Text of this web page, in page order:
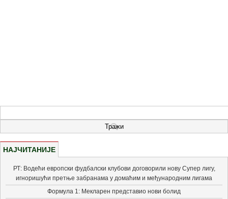
НАЈЧИТАНИЈЕ
РТ: Водећи европски фудбалски клубови договорили нову Супер лигу,
игноришући претње забранама у домаћим и међународним лигама
Формула 1: Мекларен представио нови болид